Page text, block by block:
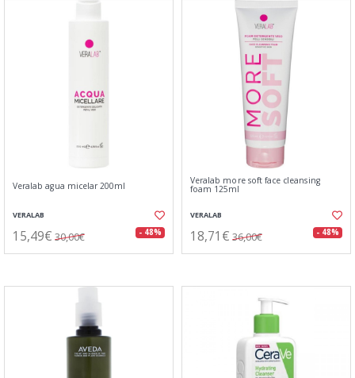
Veralab agua micelar 200ml
VERALAB
15,49€ 30,00€ - 48%
Veralab more soft face cleansing
foam 125ml
VERALAB
18,71€ 36,00€ - 48%